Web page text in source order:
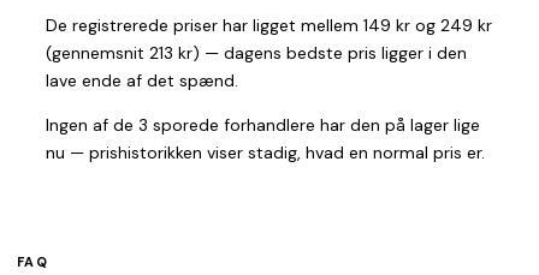
De registrerede priser har ligget mellem 149 kr og 249 kr
(gennemsnit 213 kr) — dagens bedste pris ligger i den
lave ende af det spænd.
Ingen af de 3 sporede forhandlere har den på lager lige
nu — prishistorikken viser stadig, hvad en normal pris er.
FAQ